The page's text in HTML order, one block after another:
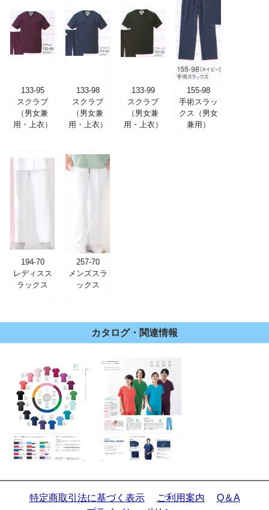
133-95
スクラブ
（男女兼
用・上衣）
133-98
スクラブ
（男女兼
用・上衣）
133-99
スクラブ
（男女兼
用・上衣）
155-98
手術スラッ
クス（男女
兼用）
194-70
レディスス
ラックス
257-70
メンズスラ
ックス
カタログ・関連情報
特定商取引法に基づく表示 ご利用案内
Q＆A